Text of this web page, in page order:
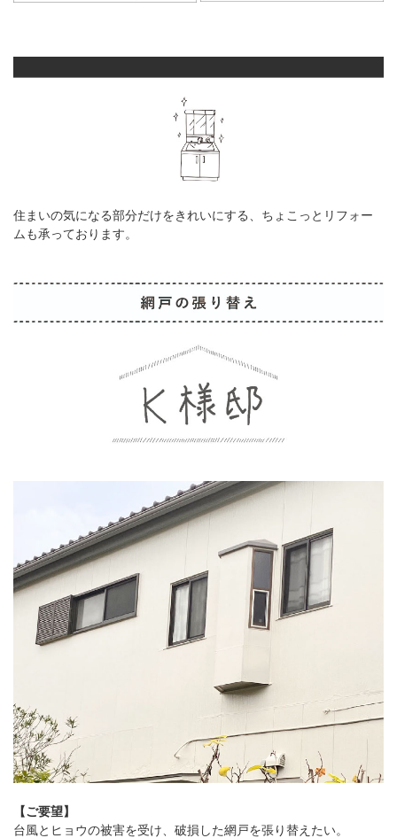
住まいの気になる部分だけをきれいにする、ちょこっとリフォー
ムも承っております。
【ご要望】
台風とヒョウの被害を受け、破損した網戸を張り替えたい。